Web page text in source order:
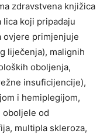
zdravstvena knjižica
lica koji pripadaju
ovjere primjenjuje
liječenja), malignih
oboljenja,
insuficijencije),
i hemiplegijom,
oboljele od
multipla skleroza,